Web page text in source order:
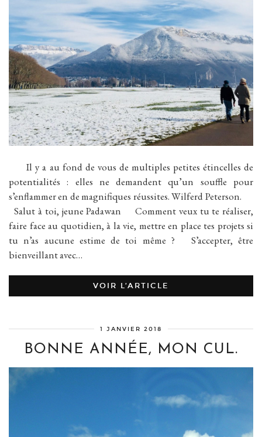
Il y a au fond de vous de multiples petites étincelles de
potentialités : elles ne demandent qu’un souffle pour
s’enflammer en de magnifiques réussites. Wilferd Peterson.
Salut à toi, jeune Padawan Comment veux tu te réaliser,
faire face au quotidien, à la vie, mettre en place tes projets si
tu n’as aucune estime de toi même ? S’accepter, être
bienveillant avec…
VOIR L’ARTICLE
1 JANVIER 2018
BONNE ANNÉE, MON CUL.